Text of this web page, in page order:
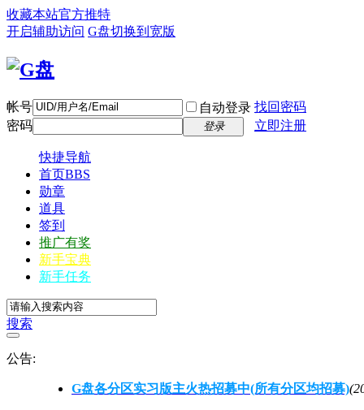
收藏本站官方推特
开启辅助访问 G盘切换到宽版
帐号 自动登录 找回密码
密码
登录 立即注册
快捷导航
首页BBS
勋章
道具
签到
推广有奖
新手宝典
新手任务
搜索
公告:
G盘各分区实习版主火热招募中(所有分区均招募)